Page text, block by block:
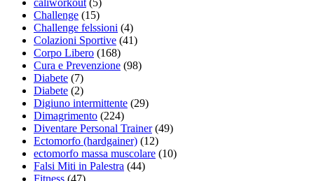
caliworkout(5)
Challenge (15)
Challenge felssioni (4)
Colazioni Sportive (41)
Corpo Libero (168)
Cura e Prevenzione (98)
Diabete (7)
Diabete (2)
Digiuno intermittente (29)
Dimagrimento (224)
Diventare Personal Trainer(49)
Ectomorfo (hardgainer) (12)
ectomorfo massa muscolare (10)
Falsi Miti in Palestra (44)